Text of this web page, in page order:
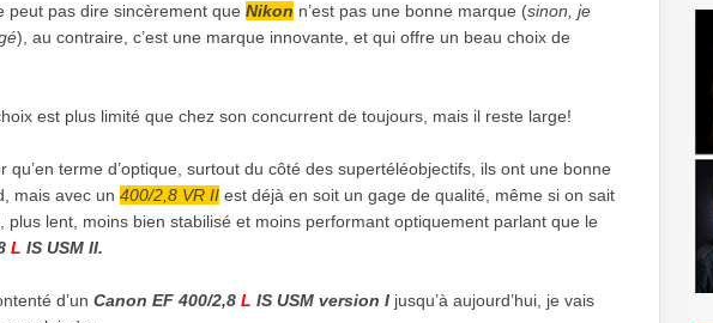
peut pas dire sincèrement que Nikon n’est pas une bonne marque (sinon, je
), au contraire, c’est une marque innovante, et qui offre un beau choix de
est plus limité que chez son concurrent de toujours, mais il reste large!
qu’en terme d’optique, surtout du côté des supertéléobjectifs, ils ont une bonne
mais avec un 400/2,8 VR II est déjà en soit un gage de qualité, même si on sait
plus lent, moins bien stabilisé et moins performant optiquement parlant que le
L IS USM II.
d’un Canon EF 400/2,8 L IS USM version I jusqu’à aujourd’hui, je vais